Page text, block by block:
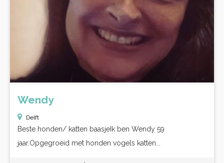
Wendy
Delft
Beste honden/ katten baasjeIk ben Wendy 59
jaar.Opgegroeid met honden vogels katten...